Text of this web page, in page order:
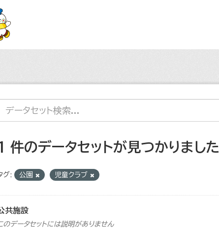
件のデータセットが見つかりました
グ: 公園 児童クラブ
共施設
のデータセットには説明がありません